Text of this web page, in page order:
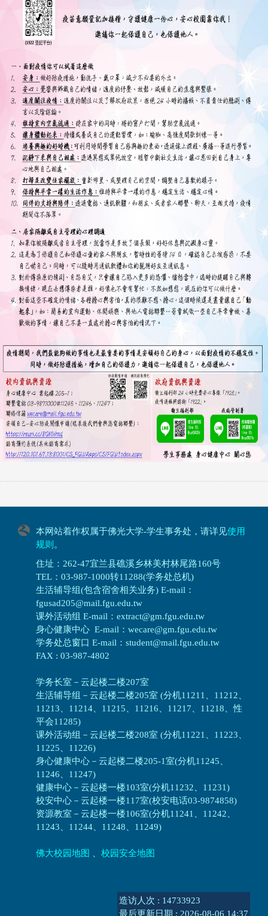
本网站着作权属于佛光大学-学生事务处，请详见使用
规则 。
住址：262-47宜兰县礁溪乡林美村林尾路160号
TEL：03-987-1000转11288(学务处总机)
生活辅导组(包含宿舍相关业务) E-mail：
fgusad205@mail.fgu.edu.tw
课外活动组 E-mail：extract@gm.fgu.edu.tw
身心健康中心 E-mail：wecare@gm.fgu.edu.tw
学务处总窗口 E-mail：student@mail.fgu.edu.tw
FAX : 03-987-4802
学务长室－云起楼二楼207室
生活辅导组 － 云起楼二楼205室 (分机11211、11212、
11213、11214、11215、11216、11217、11218、性
平会11285)
课外活动组 － 云起楼二楼208室 (分机11221、11223、
11225、11226)
身心健康中心 － 云起楼二楼205-1室(分机11245、
11246、11247)
健康中心－ 云起楼一楼103室(分机11232、11231)
校安中心－ 云起楼一楼117室(校安电话03-9874858)
资源教室 － 云起楼一楼106室(分机11241、11242、
11243、11244、11248、11249)
佛大校园地图 校园安全地图
造访人次 : 14733923
最后更新日期 : 2026-08-06 14:37